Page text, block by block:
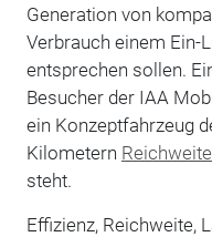
Generation von
Verbrauch einem
entsprechen sollen.
Besucher der IAA
ein Konzeptfahrzeug
Kilometern Reichweite
steht.
Effizienz, Reichweite,